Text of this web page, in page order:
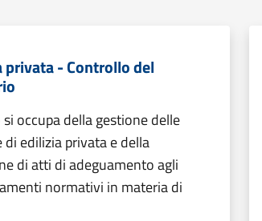
privata - Controllo del
occupa della gestione delle
di edilizia privata e della
di atti di adeguamento agli
normativi in materia di